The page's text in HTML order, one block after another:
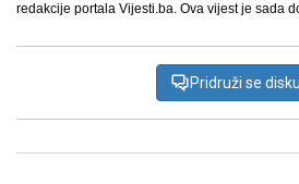
redakcije portala Vijesti.ba. Ova vijest je sada
Pridruži se